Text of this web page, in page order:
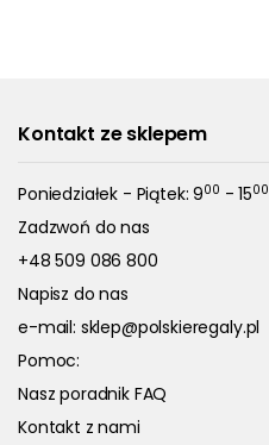
Kontakt ze sklepem
Poniedziałek - Piątek: 900 - 1500
Zadzwoń do nas
+48 509 086 800
Napisz do nas
e-mail: sklep@polskieregaly.pl
Pomoc:
Nasz poradnik FAQ
Kontakt z nami